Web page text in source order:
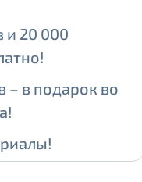
и 20 000
– в подарок во
IP